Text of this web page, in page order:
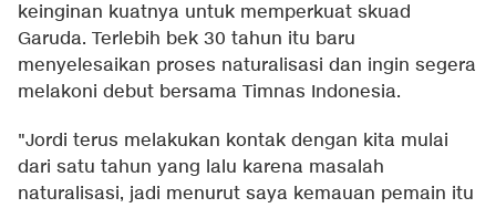
keinginan kuatnya untuk memperkuat skuad
Garuda. Terlebih bek 30 tahun itu baru
menyelesaikan proses naturalisasi dan ingin segera
melakoni debut bersama Timnas Indonesia.
"Jordi terus melakukan kontak dengan kita mulai
dari satu tahun yang lalu karena masalah
naturalisasi, jadi menurut saya kemauan pemain itu